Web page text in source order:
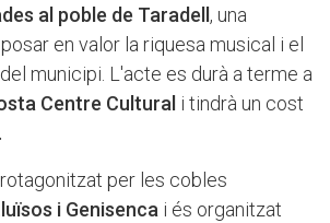
al poble de Taradell , una
en valor la riquesa musical i el
municipi. L'acte es durà a terme a
Centre Cultural i tindrà un cost
per les cobles
i Genisenca i és organitzat